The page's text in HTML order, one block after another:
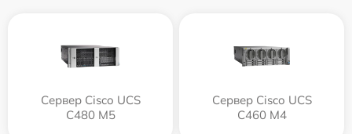
Сервер Cisco UCS
C480 M5
Сервер Cisco UCS
C460 M4